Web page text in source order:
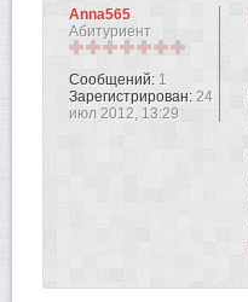
Anna565
Абитуриент
Сообщений: 1
Зарегистрирован: 24
июл 2012, 13:29